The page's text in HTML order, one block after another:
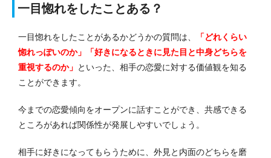
一目惚れをしたことある？
一目惚れをしたことがあるかどうかの質問は、
「どれくらい
惚れっぽいのか」「好きになるときに見た目と中身どちらを
重視するのか」 といった、相手の恋愛に対する価値観を知る
ことができます。
今までの恋愛傾向をオープンに話すことができ、共感できる
ところがあれば関係性が発展しやすいでしょう。
相手に好きになってもらうために、外見と内面のどちらを磨